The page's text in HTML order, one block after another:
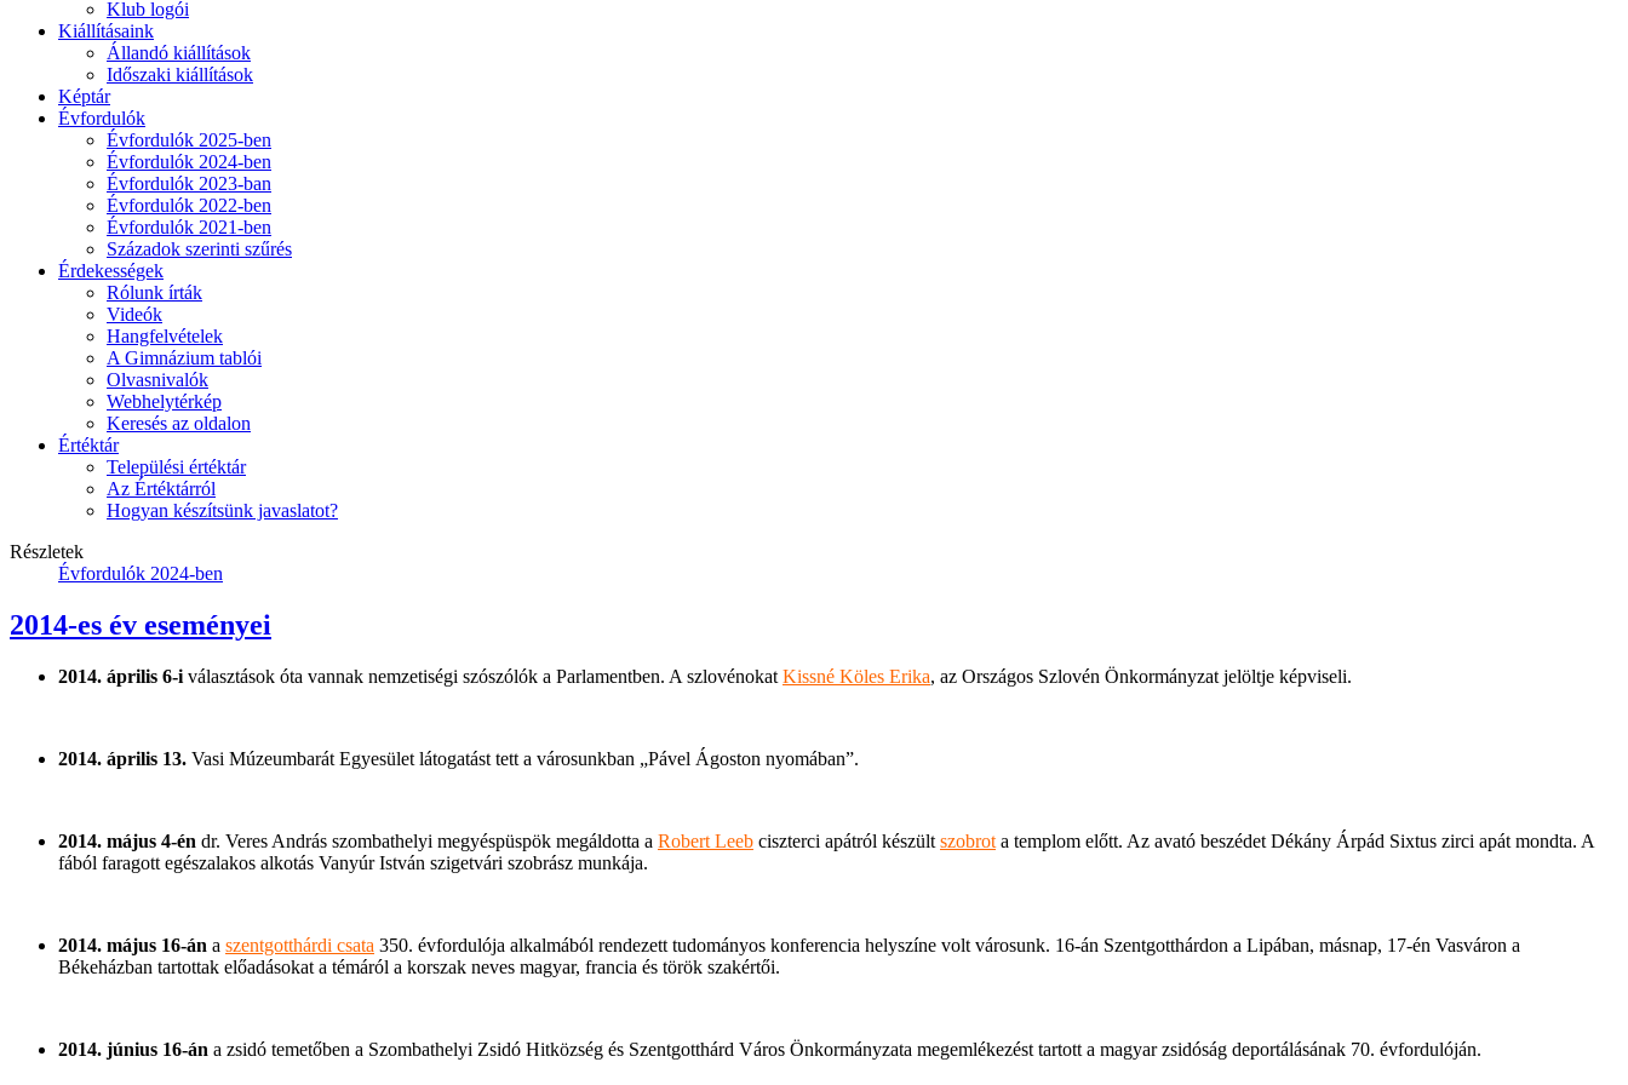
Klub logói
Kiállításaink
Állandó kiállítások
Időszaki kiállítások
Képtár
Évfordulók
Évfordulók 2025-ben
Évfordulók 2024-ben
Évfordulók 2023-ban
Évfordulók 2022-ben
Évfordulók 2021-ben
Századok szerinti szűrés
Érdekességek
Rólunk írták
Videók
Hangfelvételek
A Gimnázium tablói
Olvasnivalók
Webhelytérkép
Keresés az oldalon
Értéktár
Települési értéktár
Az Értéktárról
Hogyan készítsünk javaslatot?
Részletek
Évfordulók 2024-ben
2014-es év eseményei
2014. április 6-i választások óta vannak nemzetiségi szószólók a Parlamentben. A szlovénokat Kissné Köles Erika, az Országos Szlovén Önkormányzat jelöltje képviseli.
2014. április 13. Vasi Múzeumbarát Egyesület látogatást tett a városunkban „Pável Ágoston nyomában”.
2014. május 4-én dr. Veres András szombathelyi megyéspüspök megáldotta a Robert Leeb ciszterci apátról készült szobrot a templom előtt. Az avató beszédet Dékány Árpád Sixtus zirci apát mondta. A
fából faragott egészalakos alkotás Vanyúr István szigetvári szobrász munkája.
2014. május 16-án a szentgotthárdi csata 350. évfordulója alkalmából rendezett tudományos konferencia helyszíne volt városunk. 16-án Szentgotthárdon a Lipában, másnap, 17-én Vasváron a
Békeházban tartottak előadásokat a témáról a korszak neves magyar, francia és török szakértői.
2014. június 16-án a zsidó temetőben a Szombathelyi Zsidó Hitközség és Szentgotthárd Város Önkormányzata megemlékezést tartott a magyar zsidóság deportálásának 70. évfordulóján.